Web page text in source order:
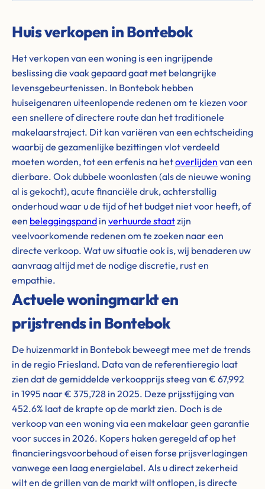
Huis verkopen in Bontebok
Het verkopen van een woning is een ingrijpende
beslissing die vaak gepaard gaat met belangrijke
levensgebeurtenissen. In Bontebok hebben
huiseigenaren uiteenlopende redenen om te kiezen voor
een snellere of directere route dan het traditionele
makelaarstraject. Dit kan variëren van een echtscheiding
waarbij de gezamenlijke bezittingen vlot verdeeld
moeten worden, tot een erfenis na hetoverlijden van een
dierbare. Ook dubbele woonlasten (als de nieuwe woning
al is gekocht), acute financiële druk, achterstallig
onderhoud waar u de tijd of het budget niet voor heeft, of
een beleggingspand in verhuurde staatzijn
veelvoorkomende redenen om te zoeken naar een
directe verkoop. Wat uw situatie ook is, wij benaderen uw
aanvraag altijd met de nodige discretie, rust en
empathie.
Actuele woningmarkt en
prijstrends in Bontebok
De huizenmarkt in Bontebok beweegt mee met de trends
in de regio Friesland. Data van de referentieregio laat
zien dat de gemiddelde verkoopprijs steeg van € 67,992
in 1995 naar € 375,728 in 2025. Deze prijsstijging van
452.6% laat de krapte op de markt zien. Doch is de
verkoop van een woning via een makelaar geen garantie
voor succes in 2026. Kopers haken geregeld af op het
financieringsvoorbehoud of eisen forse prijsverlagingen
vanwege een laag energielabel. Als u direct zekerheid
wilt en de grillen van de markt wilt ontlopen, is directe